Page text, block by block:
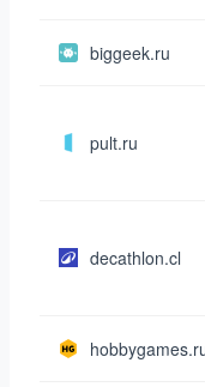
biggeek.ru
pult.ru
decathlon.cl